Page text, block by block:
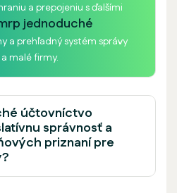
a prepojeniu s ďalšími
jednoduché
a prehľadný systém správy
malé firmy.
účtovníctvo
správnosť a
priznaní pre